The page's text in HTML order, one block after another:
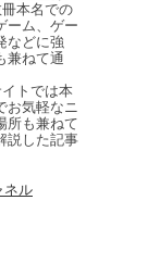
本名での
ーム、ゲー
などに強
兼ねて通
トでは本
お気軽なニ
所も兼ねて
説した記事